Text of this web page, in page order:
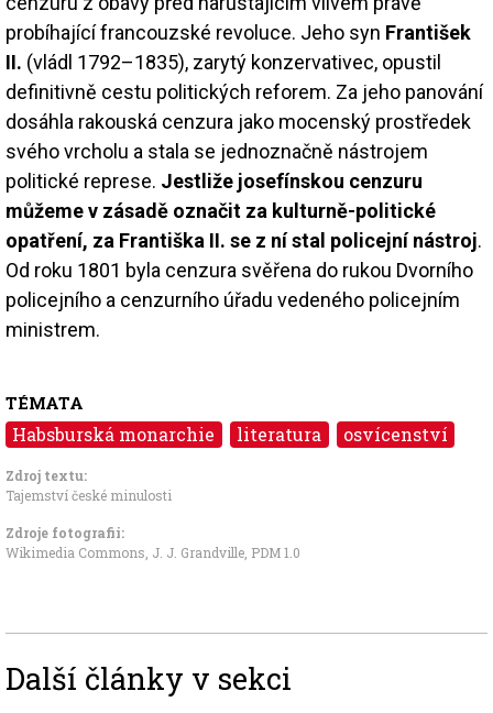
probíhající francouzské revoluce. Jeho syn František
II. (vládl 1792–1835), zarytý konzervativec, opustil
definitivně cestu politických reforem. Za jeho panování
dosáhla rakouská cenzura jako mocenský prostředek
svého vrcholu a stala se jednoznačně nástrojem
politické represe. Jestliže josefínskou cenzuru
můžeme v zásadě označit za kulturně-politické
opatření, za Františka II. se z ní stal policejní nástroj.
Od roku 1801 byla cenzura svěřena do rukou Dvorního
policejního a cenzurního úřadu vedeného policejním
ministrem.
TÉMATA
Habsburská monarchie literatura osvícenství
Zdroj textu:
Tajemství české minulosti
Zdroje fotografii:
Wikimedia Commons, J. J. Grandville PDM 1.0
Další články v sekci